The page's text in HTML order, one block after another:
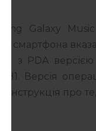
Galaxy
смартфона
з PDA версією
Версія
про